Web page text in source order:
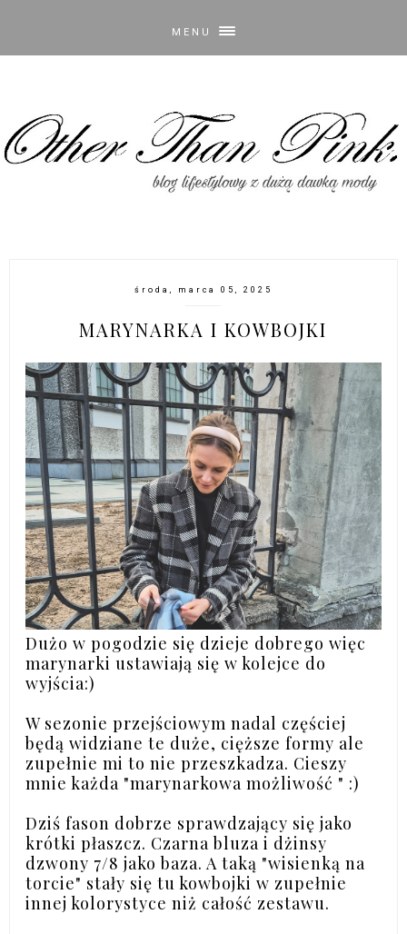
MENU
środa, marca 05, 2025
MARYNARKA I KOWBOJKI
Dużo w pogodzie się dzieje dobrego więc
marynarki ustawiają się w kolejce do
wyjścia:)
W sezonie przejściowym nadal częściej
będą widziane te duże, cięższe formy ale
zupełnie mi to nie przeszkadza. Cieszy
mnie każda "marynarkowa możliwość " :)
Dziś fason dobrze sprawdzający się jako
krótki płaszcz. Czarna bluza i dżinsy
dzwony 7/8 jako baza. A taką "wisienką na
torcie" stały się tu kowbojki w zupełnie
innej kolorystyce niż całość zestawu.